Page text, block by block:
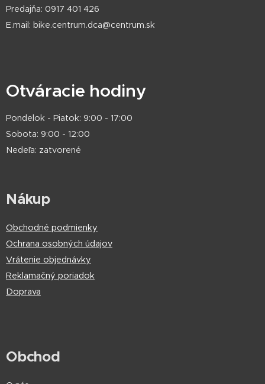
Predajňa: 0917 401 426
E.mail: bike.centrum.dca@centrum.sk
Otváracie hodiny
Pondelok - Piatok: 9:00 - 17:00
Sobota: 9:00 - 12:00
Nedeľa: zatvorené
Nákup
Obchodné podmienky
Ochrana osobných údajov
Vrátenie objednávky
Reklamačný poriadok
Doprava
Obchod